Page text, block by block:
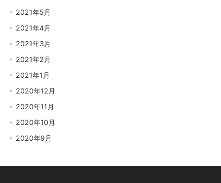
2021年5月
2021年4月
2021年3月
2021年2月
2021年1月
2020年12月
2020年11月
2020年10月
2020年9月